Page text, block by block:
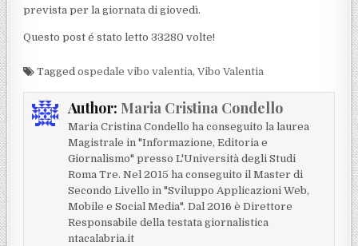
prevista per la giornata di giovedì.
Questo post é stato letto 33280 volte!
Taggedospedale vibo valentia,Vibo Valentia
Author: Maria Cristina Condello
Maria Cristina Condello ha conseguito la laurea
Magistrale in "Informazione, Editoria e
Giornalismo" presso L'Università degli Studi
Roma Tre. Nel 2015 ha conseguito il Master di
Secondo Livello in "Sviluppo Applicazioni Web,
Mobile e Social Media". Dal 2016 è Direttore
Responsabile della testata giornalistica
ntacalabria.it